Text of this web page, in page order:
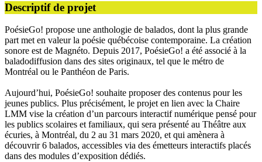
Descriptif de projet
PoésieGo! propose une anthologie de balados, dont la plus grande
part met en valeur la poésie québécoise contemporaine. La création
sonore est de Magnéto. Depuis 2017, PoésieGo! a été associé à la
baladodiffusion dans des sites originaux, tel que le métro de
Montréal ou le Panthéon de Paris.
Aujourd’hui, PoésieGo! souhaite proposer des contenus pour les
jeunes publics. Plus précisément, le projet en lien avec la Chaire
LMM vise la création d’un parcours interactif numérique pensé pour
les publics scolaires et familiaux, qui sera présenté au Théâtre aux
écuries, à Montréal, du 2 au 31 mars 2020, et qui amènera à
découvrir 6 balados, accessibles via des émetteurs interactifs placés
dans des modules d’exposition dédiés.